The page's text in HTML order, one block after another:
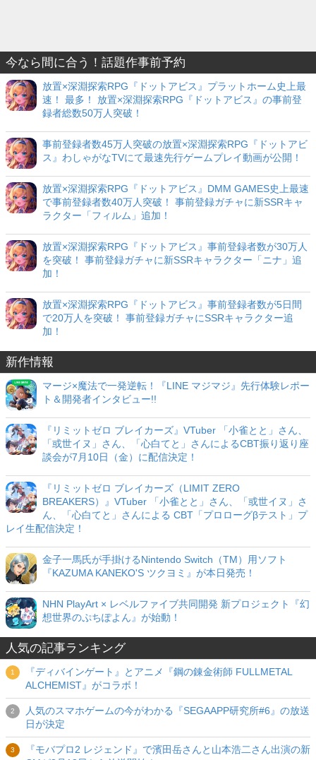
今なら間に合う！話題作事前予約
放置×深淵探索RPG『ドットアビス』プラットホーム史上最
速！ 最多！ 放置×深淵探索RPG『ドットアビス』の事前登
録者総数50万人突破！
事前登録者数45万人突破の放置×深淵探索RPG『ドットアビ
ス』わしゃがなTVにて最速先行ゲームプレイ動画が公開！
放置×深淵探索RPG『ドットアビス』DMM GAMES史上最速
で事前登録者数40万人突破！ 事前登録ガチャに新SSRキャ
ラクター「フィルム」追加！
放置×深淵探索RPG『ドットアビス』事前登録者数が30万人
を突破！ 事前登録ガチャに新SSRキャラクター「ニナ」追
加！
放置×深淵探索RPG『ドットアビス』事前登録者数が5日間
で20万人を突破！ 事前登録ガチャにSSRキャラクター追
加！
新作情報
マージ×魔法で一発逆転！『LINE マジマジ』先行体験レポー
ト＆開発者インタビュー!!
『リミットゼロ ブレイカーズ』VTuber 「小雀とと」さん、
「或世イヌ」さん、「心白てと」さんによるCBT振り返り座
談会が7月10日（金）に配信決定！
『リミットゼロ ブレイカーズ（LIMIT ZERO
BREAKERS）』VTuber 「小雀とと」さん、「或世イヌ」さ
ん、「心白てと」さんによる CBT「プロローグβテスト」プ
レイ生配信決定！
金子一馬氏が手掛けるNintendo Switch（TM）用ソフト
『KAZUMA KANEKO'S ツクヨミ』が本日発売！
NHN PlayArt × レベルファイブ共同開発 新プロジェクト『幻
想世界のぷちぽよん』が始動！
人気の記事ランキング
『ディバインゲート』とアニメ『鋼の錬金術師 FULLMETAL
ALCHEMIST』がコラボ！
人気のスマホゲームの今がわかる『SEGAAPP研究所#6』の放送
日が決定
『モバプロ2 レジェンド』で濱田岳さんと山本浩二さん出演の新